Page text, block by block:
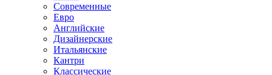
Современные
Евро
Английские
Дизайнерские
Итальянские
Кантри
Классические